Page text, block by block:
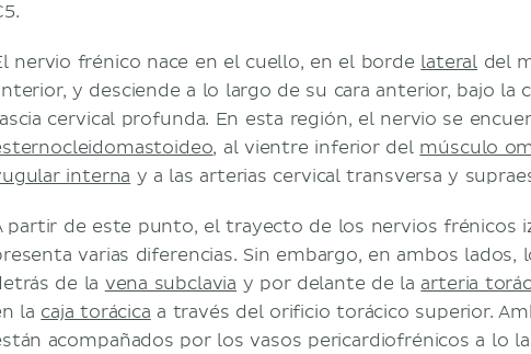
nervio frénico nace en el cuello, en el borde lateral del
y desciende a lo largo de su cara anterior, bajo la
cervical profunda. En esta región, el nervio se
, al vientre inferior del músculo
interna y a las arterias cervical transversa y
partir de este punto, el trayecto de los nervios frénicos
varias diferencias. Sin embargo, en ambos
de la vena subclavia y por delante de la arteria
la caja torácica a través del orificio torácico superior.
acompañados por los vasos pericardiofrénicos a lo